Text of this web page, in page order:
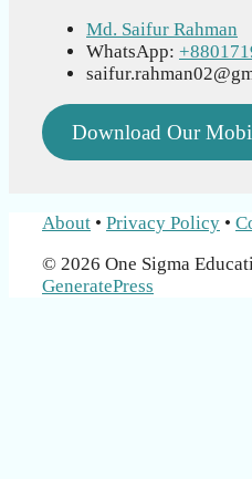
Md. Saifur Rahman
WhatsApp:
Download Our
About • Privacy Policy •
© 2026 One Sigma
GeneratePress